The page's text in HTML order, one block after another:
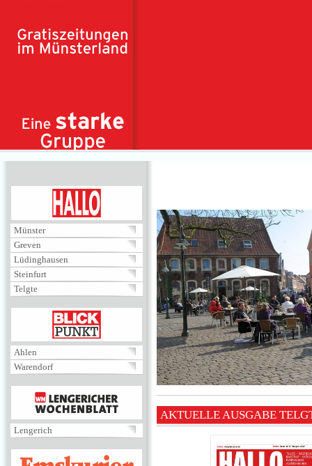
Münster
Greven
Lüdinghausen
Steinfurt
Telgte
BLICKPUNKT
Ahlen
Warendorf
MENÜ
Lengerich
EMSKURIER
AKTUELLE AUSGABE